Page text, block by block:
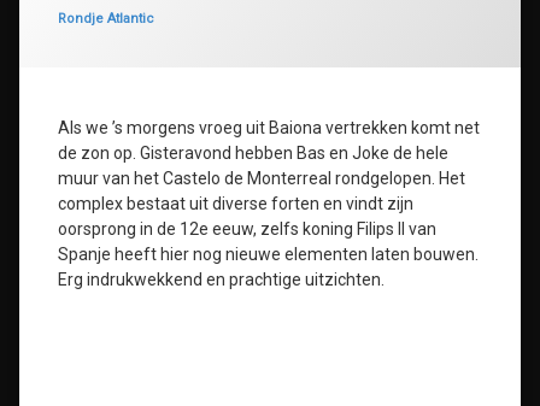
Categorieën:
Rondje Atlantic
Als we ’s morgens vroeg uit Baiona vertrekken komt net
de zon op. Gisteravond hebben Bas en Joke de hele
muur van het Castelo de Monterreal rondgelopen. Het
complex bestaat uit diverse forten en vindt zijn
oorsprong in de 12e eeuw, zelfs koning Filips II van
Spanje heeft hier nog nieuwe elementen laten bouwen.
Erg indrukwekkend en prachtige uitzichten.